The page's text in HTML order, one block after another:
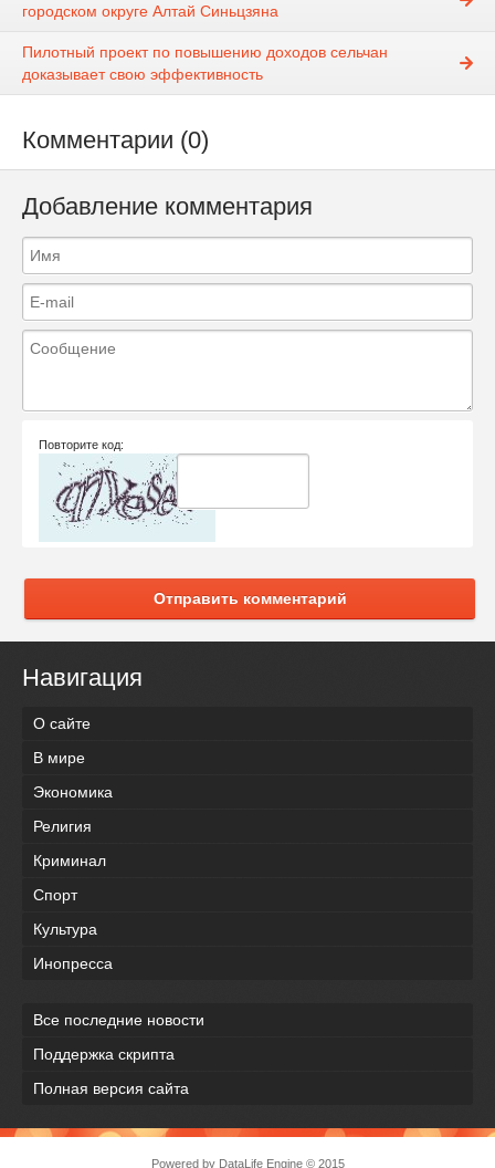
городском округе Алтай Синьцзяна
Пилотный проект по повышению доходов сельчан
доказывает свою эффективность
Комментарии (0)
Добавление комментария
Повторите код:
Отправить комментарий
Навигация
О сайте
В мире
Экономика
Религия
Криминал
Спорт
Культура
Инопресса
Все последние новости
Поддержка скрипта
Полная версия сайта
Powered by DataLife Engine© 2015